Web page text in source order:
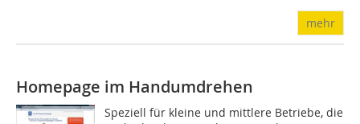
mehr
Homepage im Handumdrehen
Speziell für kleine und mittlere Betriebe, die